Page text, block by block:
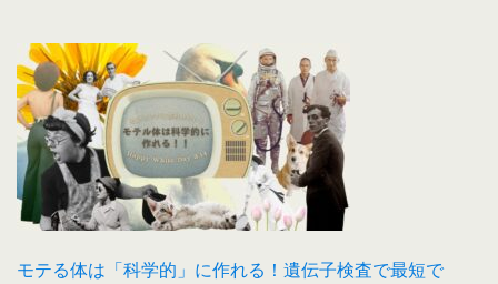
モテる体は「科学的」に作れる！遺伝子検査で最短で